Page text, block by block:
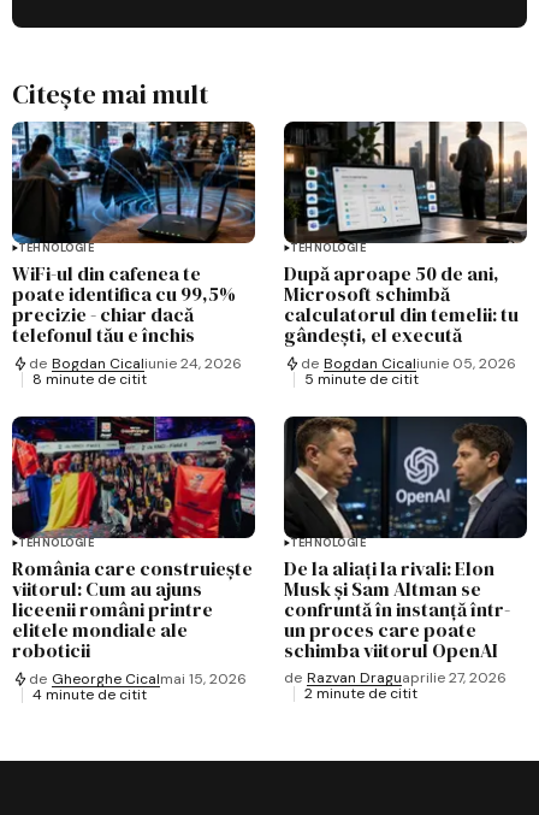
Citește mai mult
TEHNOLOGIE
WiFi-ul din cafenea te
poate identifica cu 99,5%
precizie - chiar dacă
telefonul tău e închis
de Bogdan Cicaliunie 24, 2026
8 minute de citit
TEHNOLOGIE
După aproape 50 de ani,
Microsoft schimbă
calculatorul din temelii: tu
gândești, el execută
de Bogdan Cicaliunie 05, 2026
5 minute de citit
TEHNOLOGIE
România care construiește
viitorul: Cum au ajuns
liceenii români printre
elitele mondiale ale
roboticii
de Gheorghe Cicalmai 15, 2026
4 minute de citit
TEHNOLOGIE
De la aliați la rivali: Elon
Musk și Sam Altman se
confruntă în instanță într-
un proces care poate
schimba viitorul OpenAI
de Razvan Draguaprilie 27, 2026
2 minute de citit